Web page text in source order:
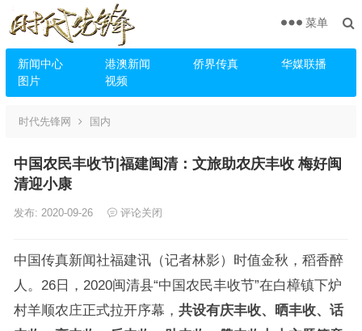
新闻中心 港澳新闻 侨界传真
华媒联播
图片
视频
菜单
时代先锋网 国内
中国农民丰收节|福建闽清：文旅助农庆丰收 梅好闽
清迎小康
发布: 2020-09-26 评论关闭
中国传真新闻社福建讯（记者林影）时值金秋，稻香醉
人。26日，2020闽清县“中国农民丰收节”在白樟镇下炉
村羊顺农庄正式拉开序幕， 共设有庆丰收、晒丰收、话